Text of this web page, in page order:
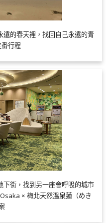
的春天裡，找回自己永遠的青
行程
街，找到另一座會呼吸的城市
× 梅北天然溫泉蓮（めき